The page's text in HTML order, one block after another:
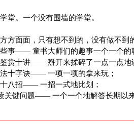
堂。一个没有围墙的学堂。
方面面，只有想不到的，没有做不
事—— 童书大师们的趣事一个一个的
鉴赏十讲—— 掰开来揉碎了一点一点地
法十字诀—— 一项一项的拿来玩；
八招—— 一招一式地比划；
关键问题—— 一个一个地解答长期以